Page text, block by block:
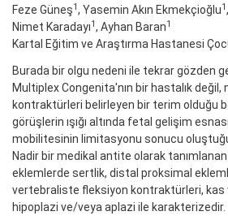
Feze Güneş1, Yasemin Akın Ekmekçioğlu1
Nimet Karadayı1, Ayhan Baran1
Kartal Eğitim ve Araştırma Hastanesi
Burada bir olgu nedeni ile tekrar gözden
Multiplex Congenita'nın bir hastalık değil,
kontraktürleri belirleyen bir terim olduğu
görüşlerin ışığı altında fetal gelişim
mobilitesinin limitasyonu sonucu
Nadir bir medikal antite olarak
eklemlerde sertlik, distal proksimal
vertebraliste fleksiyon kontraktürleri, kas
hipoplazi ve/veya aplazi ile karakterizedir.